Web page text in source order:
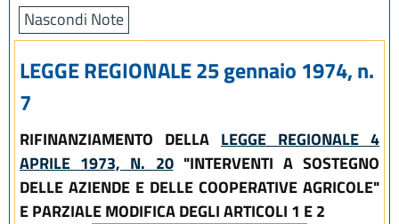
Nascondi Note
LEGGE REGIONALE 25 gennaio 1974, n.
7
RIFINANZIAMENTO DELLA LEGGE REGIONALE 4
APRILE 1973, N. 20"INTERVENTI A SOSTEGNO
DELLE AZIENDE E DELLE COOPERATIVE AGRICOLE"
E PARZIALE MODIFICA DEGLI ARTICOLI 1 E 2